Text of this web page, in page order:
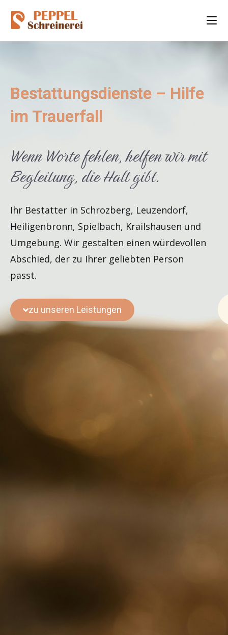
Bestattungsdienste – Hilfe
im Trauerfall
Wenn Worte fehlen, helfen wir mit
Begleitung, die Halt gibt.
Ihr Bestatter in Schrozberg, Leuzendorf,
Heiligenbronn, Spielbach, Krailshausen und
Umgebung. Wir gestalten einen würdevollen
Abschied, der zu Ihrer geliebten Person
passt.
zu unseren Leistungen